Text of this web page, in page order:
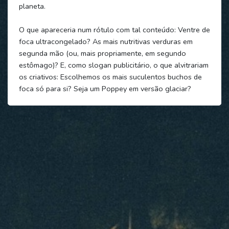
planeta.
O que apareceria num rótulo com tal conteúdo: Ventre de
foca ultracongelado? As mais nutritivas verduras em
segunda mão (ou, mais propriamente, em segundo
estômago)? E, como slogan publicitário, o que alvitrariam
os criativos: Escolhemos os mais suculentos buchos de
foca só para si? Seja um Poppey em versão glaciar?